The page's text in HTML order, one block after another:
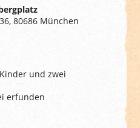
80686 München
und zwei
erfunden